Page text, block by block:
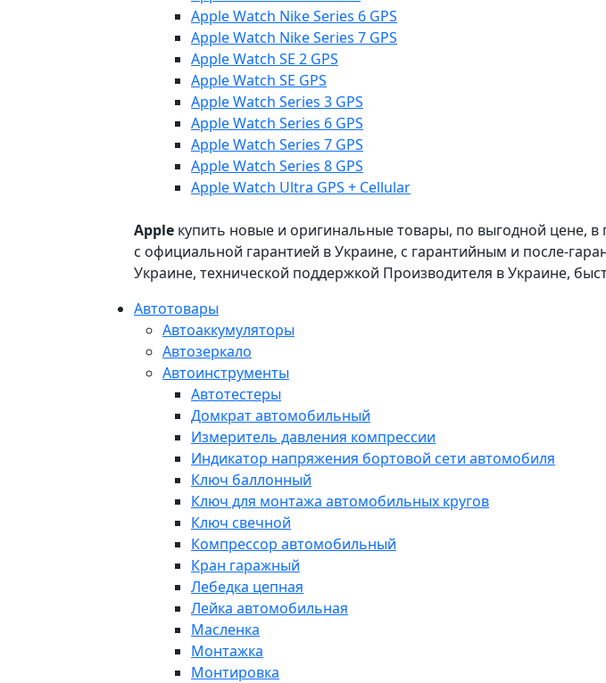
Apple Watch Nike Series 6 GPS
Apple Watch Nike Series 7 GPS
Apple Watch SE 2 GPS
Apple Watch SE GPS
Apple Watch Series 3 GPS
Apple Watch Series 6 GPS
Apple Watch Series 7 GPS
Apple Watch Series 8 GPS
Apple Watch Ultra GPS + Cellular
Apple купить новые и оригинальные товары, по выгодной цене, в
с официальной гарантией в Украине, с гарантийным и после-
Украине, технической поддержкой Производителя в Украине,
Автотовары
Автоаккумуляторы
Автозеркало
Автоинструменты
Автотестеры
Домкрат автомобильный
Измеритель давления компрессии
Индикатор напряжения бортовой сети автомобиля
Ключ баллонный
Ключ для монтажа автомобильных кругов
Ключ свечной
Компрессор автомобильный
Кран гаражный
Лебедка цепная
Лейка автомобильная
Масленка
Монтажка
Монтировка